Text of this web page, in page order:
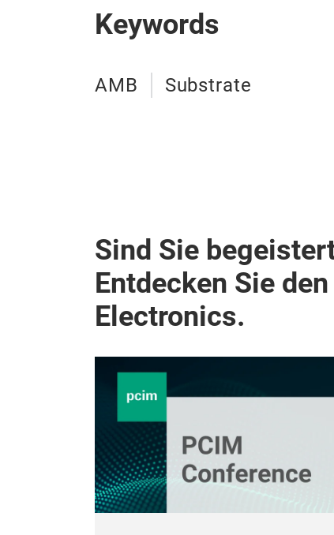
Keywords
AMB Substrate
Sind Sie
Entdecken Sie
Electronics.